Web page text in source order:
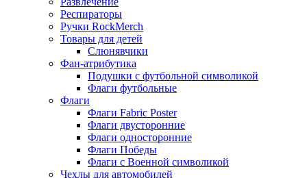
Респираторы
Ручки RockMerch
Товары для детей
Слюнявчики
Фан-атрибутика
Подушки с футбольной символикой
Флаги футбольные
Флаги
Флаги Fabric Poster
Флаги двусторонние
Флаги односторонние
Флаги Победы
Флаги с Военной символикой
Чехлы для автомобилей